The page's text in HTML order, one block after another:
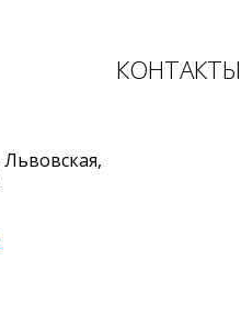
КОНТАКТЫ
Львовская,